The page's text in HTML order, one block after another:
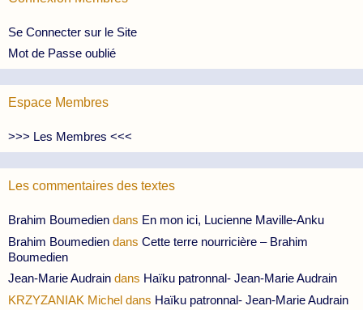
Se Connecter sur le Site
Mot de Passe oublié
Espace Membres
>>> Les Membres <<<
Les commentaires des textes
Brahim Boumedien dans En mon ici, Lucienne Maville-Anku
Brahim Boumedien dans Cette terre nourricière – Brahim
Boumedien
Jean-Marie Audrain dans Haïku patronnal- Jean-Marie Audrain
KRZYZANIAK Michel dans Haïku patronnal- Jean-Marie Audrain